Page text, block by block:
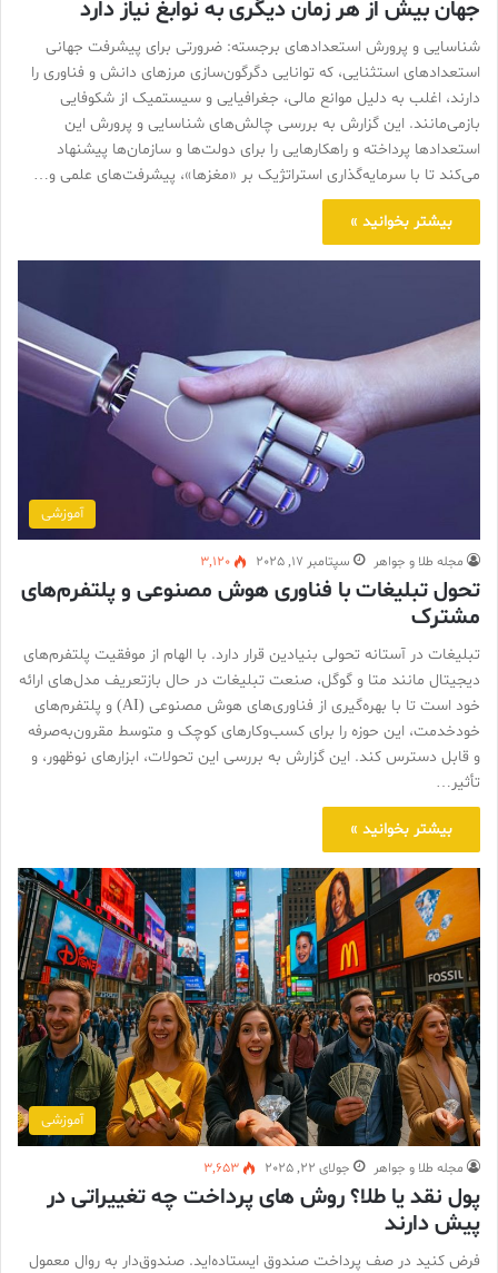
جهان بیش از هر زمان دیگری به نوابغ نیاز دارد
شناسایی و پرورش استعدادهای برجسته: ضرورتی برای پیشرفت جهانی
استعدادهای استثنایی، که توانایی دگرگون‌سازی مرزهای دانش و فناوری را
دارند، اغلب به دلیل موانع مالی، جغرافیایی و سیستمیک از شکوفایی
بازمی‌مانند. این گزارش به بررسی چالش‌های شناسایی و پرورش این
استعدادها پرداخته و راهکارهایی را برای دولت‌ها و سازمان‌ها پیشنهاد
می‌کند تا با سرمایه‌گذاری استراتژیک بر «مغزها»، پیشرفت‌های علمی و…
بیشتر بخوانید »
آموزشی
مجله طلا و جواهر سپتامبر 17, 2025 3,120
تحول تبلیغات با فناوری هوش مصنوعی و پلتفرم‌های
مشترک
تبلیغات در آستانه تحولی بنیادین قرار دارد. با الهام از موفقیت پلتفرم‌های
دیجیتال مانند متا و گوگل، صنعت تبلیغات در حال بازتعریف مدل‌های ارائه
خود است تا با بهره‌گیری از فناوری‌های هوش مصنوعی (AI) و پلتفرم‌های
خودخدمت، این حوزه را برای کسب‌وکارهای کوچک و متوسط مقرون‌به‌صرفه
و قابل دسترس کند. این گزارش به بررسی این تحولات، ابزارهای نوظهور، و
تأثیر…
بیشتر بخوانید »
آموزشی
مجله طلا و جواهر جولای 22, 2025 3,653
پول نقد یا طلا؟ روش های پرداخت چه تغییراتی در
پیش دارند
فرض کنید در صف پرداخت صندوق ایستاده‌اید. صندوق‌دار به روال معمول